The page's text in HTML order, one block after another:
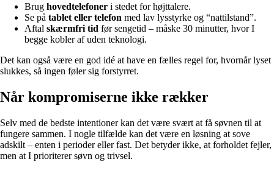
Brug hovedtelefoner i stedet for højttalere.
Se på tablet eller telefon med lav lysstyrke og “nattilstand”.
Aftal skærmfri tid før sengetid – måske 30 minutter, hvor I
begge kobler af uden teknologi.
Det kan også være en god idé at have en fælles regel for, hvornår lyset
slukkes, så ingen føler sig forstyrret.
Når kompromiserne ikke rækker
Selv med de bedste intentioner kan det være svært at få søvnen til at
fungere sammen. I nogle tilfælde kan det være en løsning at sove
adskilt – enten i perioder eller fast. Det betyder ikke, at forholdet fejler,
men at I prioriterer søvn og trivsel.